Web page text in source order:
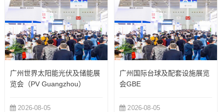
广州世界太阳能光伏及储能展
览会（PV Guangzhou）
2026-08-05
广州国际台球及配套设施展览
会GBE
2026-08-05